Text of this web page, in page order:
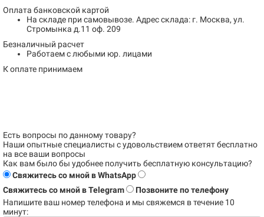
Оплата банковской картой
На складе при самовывозе. Адрес склада: г. Москва, ул.
Стромынка д.11 оф. 209
Безналичный расчет
Работаем с любыми юр. лицами
К оплате принимаем
Есть вопросы по данному товару?
Наши опытные специалисты с удовольствиемответят бесплатно
на все ваши вопросы
Как вам было бы удобнее получить бесплатную консультацию?
Свяжитесь со мной в WhatsApp
Свяжитесь со мной в Telegram
Позвоните по телефону
Напишите ваш номер телефона и мы свяжемся в течение 10
минут: